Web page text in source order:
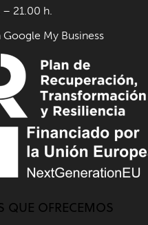
21.00 h.
Google My Business
QUE OFRECEMOS